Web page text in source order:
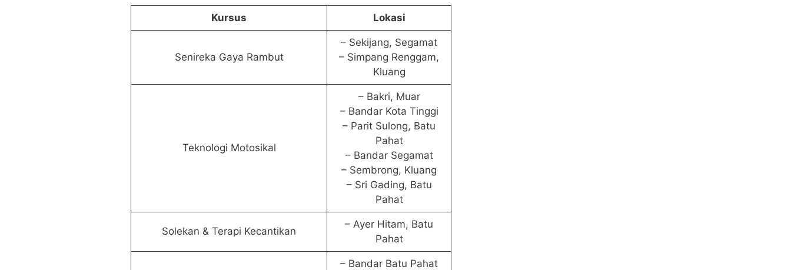
Kursus Lokasi
Senireka Gaya Rambut
– Sekijang, Segamat
– Simpang Renggam,
Kluang
Teknologi Motosikal
– Bakri, Muar
– Bandar Kota Tinggi
– Parit Sulong, Batu
Pahat
– Bandar Segamat
– Sembrong, Kluang
– Sri Gading, Batu
Pahat
Solekan & Terapi Kecantikan
– Ayer Hitam, Batu
Pahat
– Bandar Batu Pahat